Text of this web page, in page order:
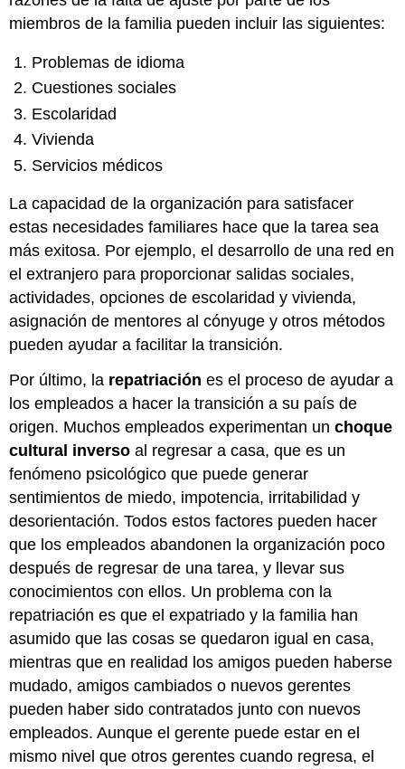
miembros de la familia pueden incluir las siguientes:
Problemas de idioma
Cuestiones sociales
Escolaridad
Vivienda
Servicios médicos
La capacidad de la organización para satisfacer
estas necesidades familiares hace que la tarea sea
más exitosa. Por ejemplo, el desarrollo de una red en
el extranjero para proporcionar salidas sociales,
actividades, opciones de escolaridad y vivienda,
asignación de mentores al cónyuge y otros métodos
pueden ayudar a facilitar la transición.
Por último, la repatriación es el proceso de ayudar a
los empleados a hacer la transición a su país de
origen. Muchos empleados experimentan unchoque
cultural inverso al regresar a casa, que es un
fenómeno psicológico que puede generar
sentimientos de miedo, impotencia, irritabilidad y
desorientación. Todos estos factores pueden hacer
que los empleados abandonen la organización poco
después de regresar de una tarea, y llevar sus
conocimientos con ellos. Un problema con la
repatriación es que el expatriado y la familia han
asumido que las cosas se quedaron igual en casa,
mientras que en realidad los amigos pueden haberse
mudado, amigos cambiados o nuevos gerentes
pueden haber sido contratados junto con nuevos
empleados. Aunque el gerente puede estar en el
mismo nivel que otros gerentes cuando regresa, el